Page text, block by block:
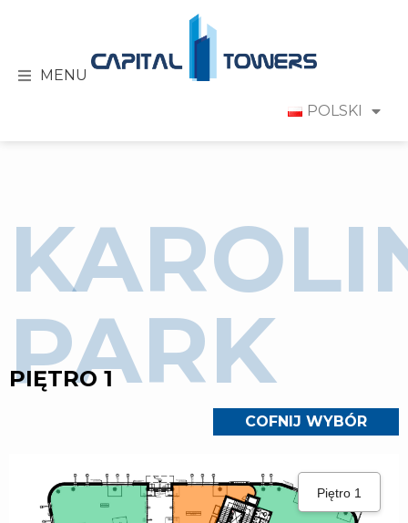
MENU
POLSKI
PARK
PIĘTRO 1
COFNIJ WYBÓR